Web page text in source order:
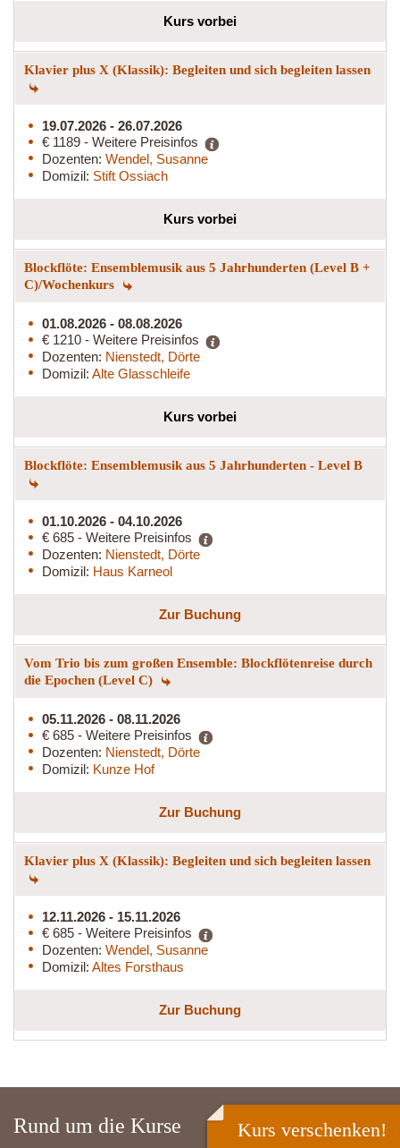
Kurs vorbei
Klavier plus X (Klassik): Begleiten und sich begleiten lassen
19.07.2026 - 26.07.2026
€ 1189 - Weitere Preisinfos
Dozenten: Wendel, Susanne
Domizil: Stift Ossiach
Kurs vorbei
Blockflöte: Ensemblemusik aus 5 Jahrhunderten (Level B +
C)/Wochenkurs
01.08.2026 - 08.08.2026
€ 1210 - Weitere Preisinfos
Dozenten: Nienstedt, Dörte
Domizil: Alte Glasschleife
Kurs vorbei
Blockflöte: Ensemblemusik aus 5 Jahrhunderten - Level B
01.10.2026 - 04.10.2026
€ 685 - Weitere Preisinfos
Dozenten: Nienstedt, Dörte
Domizil: Haus Karneol
Zur Buchung
Vom Trio bis zum großen Ensemble: Blockflötenreise durch
die Epochen (Level C)
05.11.2026 - 08.11.2026
€ 685 - Weitere Preisinfos
Dozenten: Nienstedt, Dörte
Domizil: Kunze Hof
Zur Buchung
Klavier plus X (Klassik): Begleiten und sich begleiten lassen
12.11.2026 - 15.11.2026
€ 685 - Weitere Preisinfos
Dozenten: Wendel, Susanne
Domizil: Altes Forsthaus
Zur Buchung
Rund um die Kurse Kurs verschenken!